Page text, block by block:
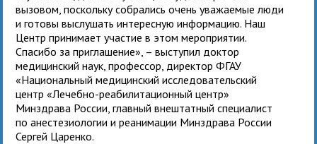
вызовом, поскольку собрались очень уважаемые люди
и готовы выслушать интересную информацию. Наш
Центр принимает участие в этом мероприятии.
Спасибо за приглашение», – выступил доктор
медицинский наук, профессор, директор ФГАУ
«Национальный медицинский исследовательский
центр «Лечебно-реабилитационный центр»
Минздрава России, главный внештатный специалист
по анестезиологии и реанимации Минздрава России
Сергей Царенко.